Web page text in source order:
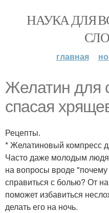
НАУКА ДЛЯ
главная
Желатин для
спасая
Рецепты.
* Желатиновый компресс
Часто даже молодым
на вопросы вроде "почему
справиться с болью? От
поможет избавиться
делать его на ночь.